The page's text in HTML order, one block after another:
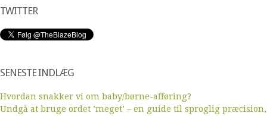
TWITTER
SENESTE INDLÆG
Hvordan snakker vi om baby/børne-afføring?
Undgå at bruge ordet ’meget’ – en guide til sproglig præcision,